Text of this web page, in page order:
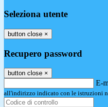
Seleziona utente
button close ×
Recupero password
button close ×
E-
all'indirizzo indicato con le istruzioni